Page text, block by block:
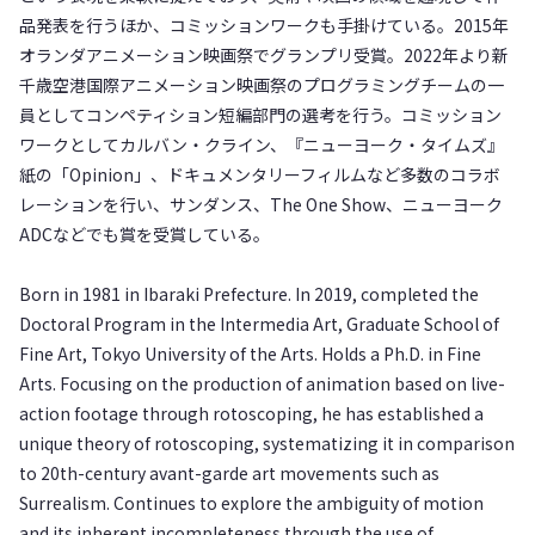
品発表を行うほか、コミッションワークも手掛けている。2015年
オランダアニメーション映画祭でグランプリ受賞。2022年より新
千歳空港国際アニメーション映画祭のプログラミングチームの一
員としてコンペティション短編部門の選考を行う。コミッション
ワークとしてカルバン・クライン、『ニューヨーク・タイムズ』
紙の「Opinion」、ドキュメンタリーフィルムなど多数のコラボ
レーションを行い、サンダンス、The One Show、ニューヨーク
ADCなどでも賞を受賞している。
Born in 1981 in Ibaraki Prefecture. In 2019, completed the
Doctoral Program in the Intermedia Art, Graduate School of
Fine Art, Tokyo University of the Arts. Holds a Ph.D. in Fine
Arts. Focusing on the production of animation based on live-
action footage through rotoscoping, he has established a
unique theory of rotoscoping, systematizing it in comparison
to 20th-century avant-garde art movements such as
Surrealism. Continues to explore the ambiguity of motion